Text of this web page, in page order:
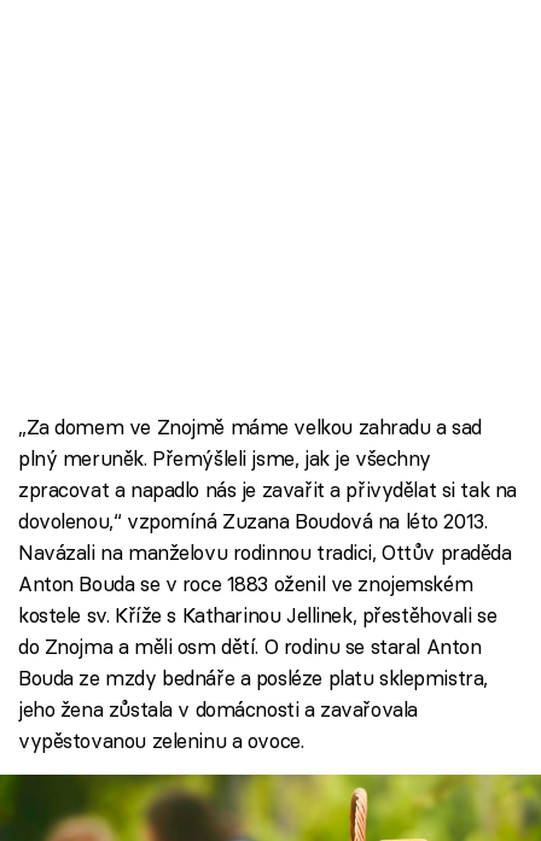
„Za domem ve Znojmě máme velkou zahradu a sad
plný meruněk. Přemýšleli jsme, jak je všechny
zpracovat a napadlo nás je zavařit a přivydělat si tak na
dovolenou,“ vzpomíná Zuzana Boudová na léto 2013.
Navázali na manželovu rodinnou tradici, Ottův praděda
Anton Bouda se v roce 1883 oženil ve znojemském
kostele sv. Kříže s Katharinou Jellinek, přestěhovali se
do Znojma a měli osm dětí. O rodinu se staral Anton
Bouda ze mzdy bednáře a posléze platu sklepmistra,
jeho žena zůstala v domácnosti a zavařovala
vypěstovanou zeleninu a ovoce.